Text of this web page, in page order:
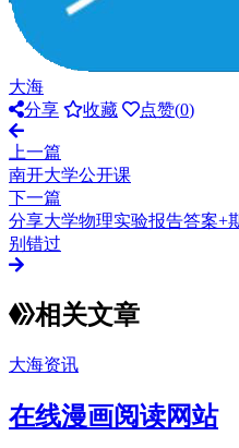
大海
分享
收藏 点赞(0)
上一篇
南开大学公开课
下一篇
分享大学物理实验报告答案+
别错过
相关文章
大海资讯
在线漫画阅读网站